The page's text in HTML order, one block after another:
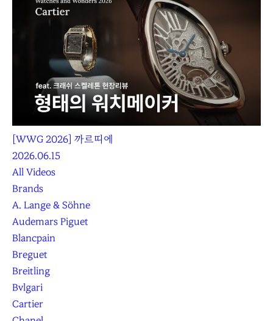
[WWG 2026] 까르띠에
2026.06.15
All Videos
Brands
A. Lange & Söhne
Audemars Piguet
Blancpain
Breguet
Breitling
Bvlgari
Cartier